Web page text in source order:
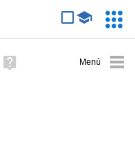
avanzada
Ayuda
(en